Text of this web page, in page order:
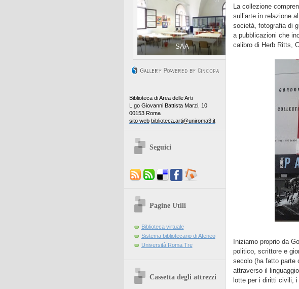
SAA
Biblioteca di Area delle Arti
L.go Giovanni Battista Marzi, 10
00153 Roma
sito web biblioteca.arti@uniroma3.it
Seguici
Pagine Utili
Biblioteca virtuale
Sistema bibliotecario di Ateneo
Università Roma Tre
Cassetta degli attrezzi
La collezione
sull’arte in relazione
società, fotografia di
a pubblicazioni che
calibro di Herb Ritts,
Iniziamo proprio da
politico, scrittore e
secolo (ha fatto parte
attraverso il
lotte per i diritti civili,